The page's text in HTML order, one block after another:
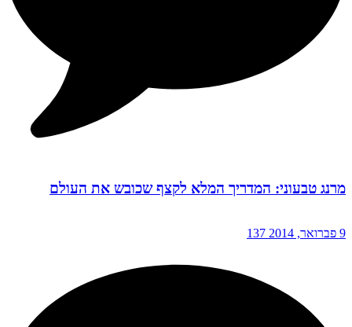
מרנג טבעוני: המדריך המלא לקצף שכובש את העולם
9 פברואר, 2014 137